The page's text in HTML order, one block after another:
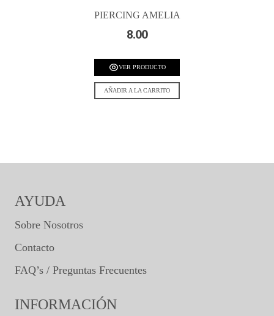
PIERCING AMELIA
8.00
VER PRODUCTO
AÑADIR A LA CARRITO
AYUDA
Sobre Nosotros
Contacto
FAQ’s / Preguntas Frecuentes
INFORMACIÓN